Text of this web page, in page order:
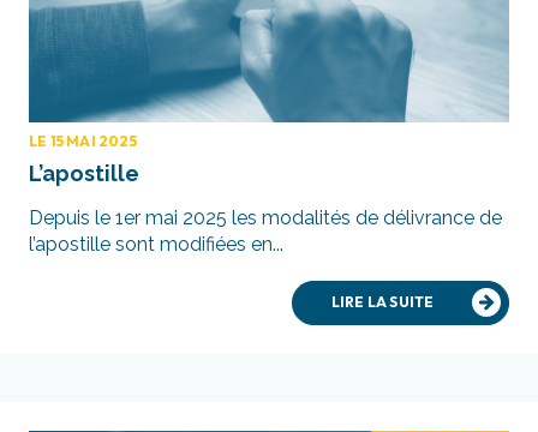
LE 15 MAI 2025
L’apostille
Depuis le 1er mai 2025 les modalités de délivrance de
l’apostille sont modifiées en...
LIRE LA SUITE